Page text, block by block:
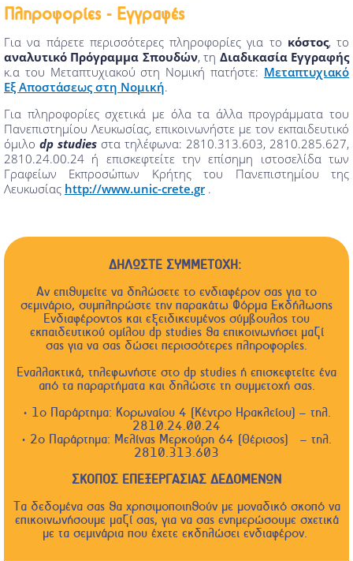
Πληροφορίες - Εγγραφές
Για να πάρετε περισσότερες πληροφορίες για το κόστος, το
αναλυτικό Πρόγραμμα Σπουδών, τη Διαδικασία Εγγραφής
κ.α του Μεταπτυχιακού στη Νομική πατήστε: Μεταπτυχιακό
Εξ Αποστάσεως στη Νομική.
Για πληροφορίες σχετικά με όλα τα άλλα προγράμματα του
Πανεπιστημίου Λευκωσίας, επικοινωνήστε με τον εκπαιδευτικό
όμιλο dp studies στα τηλέφωνα: 2810.313.603, 2810.285.627,
2810.24.00.24 ή επισκεφτείτε την επίσημη ιστοσελίδα των
Γραφείων Εκπροσώπων Κρήτης του Πανεπιστημίου της
Λευκωσίας http://www.unic-crete.gr.
ΔΗΛΩΣΤΕ ΣΥΜΜΕΤΟΧΗ:
Αν επιθυμείτε να δηλώσετε το ενδιαφέρον σας για το
σεμινάριο, συμπληρώστε την παρακάτω Φόρμα Εκδήλωσης
Ενδιαφέροντος και εξειδικευμένος σύμβουλος του
εκπαιδευτικού ομίλου dp studies θα επικοινωνήσει μαζί
σας για να σας δώσει περισσότερες πληροφορίες.
Εναλλακτικά, τηλεφωνήστε στο dp studies ή επισκεφτείτε ένα
από τα παραρτήματα και δηλώστε τη συμμετοχή σας.
• 1ο Παράρτημα: Κορωναίου 4 (Κέντρο Ηρακλείου) – τηλ.
2810.24.00.24
• 2ο Παράρτημα: Μελίνας Μερκούρη 64 (Θέρισος) – τηλ.
2810.313.603
ΣΚΟΠΟΣ ΕΠΕΞΕΡΓΑΣΙΑΣ ΔΕΔΟΜΕΝΩΝ
Τα δεδομένα σας θα χρησιμοποιηθούν με μοναδικό σκοπό να
επικοινωνήσουμε μαζί σας, για να σας ενημερώσουμε σχετικά
με τα σεμινάρια που έχετε εκδηλώσει ενδιαφέρον.